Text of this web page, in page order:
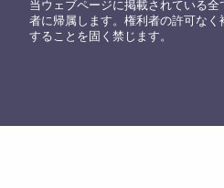
当ウェブページに掲載されている
者に帰属します。権利者の許可な
することを固く禁じます。